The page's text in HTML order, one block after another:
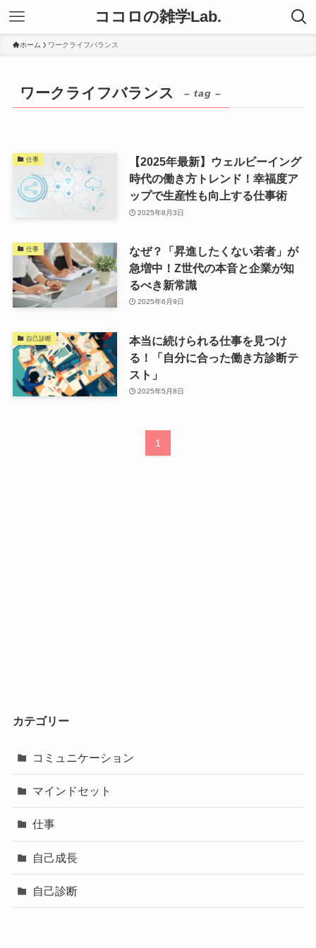
ココロの雑学Lab.
ホーム ワークライフバランス
ワークライフバランス – tag –
仕事
【2025年最新】ウェルビーイング
時代の働き方トレンド！幸福度ア
ップで生産性も向上する仕事術
2025年8月3日
仕事
なぜ？「昇進したくない若者」が
急増中！Z世代の本音と企業が知
るべき新常識
2025年6月9日
自己診断
本当に続けられる仕事を見つけ
る！「自分に合った働き方診断テ
スト」
2025年5月8日
1
カテゴリー
コミュニケーション
マインドセット
仕事
自己成長
自己診断